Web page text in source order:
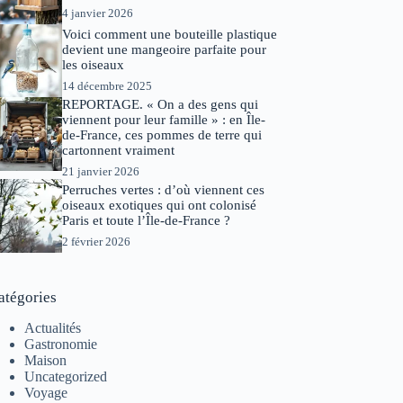
4 janvier 2026
Voici comment une bouteille plastique
devient une mangeoire parfaite pour
les oiseaux
14 décembre 2025
REPORTAGE. « On a des gens qui
viennent pour leur famille » : en Île-
de-France, ces pommes de terre qui
cartonnent vraiment
21 janvier 2026
Perruches vertes : d’où viennent ces
oiseaux exotiques qui ont colonisé
Paris et toute l’Île-de-France ?
2 février 2026
Actualités
Gastronomie
Maison
Uncategorized
Voyage